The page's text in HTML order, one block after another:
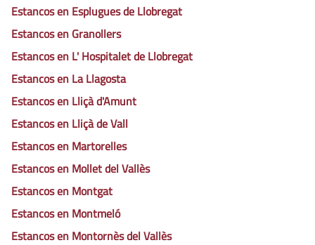
Estancos en Esplugues de Llobregat
Estancos en Granollers
Estancos en L' Hospitalet de Llobregat
Estancos en La Llagosta
Estancos en Lliçà d'Amunt
Estancos en Lliçà de Vall
Estancos en Martorelles
Estancos en Mollet del Vallès
Estancos en Montgat
Estancos en Montmeló
Estancos en Montornès del Vallès